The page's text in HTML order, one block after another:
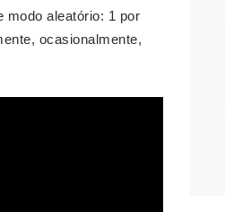
modo aleatório: 1 por
ocasionalmente,